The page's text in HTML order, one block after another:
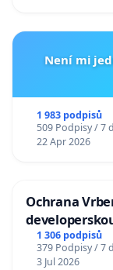
Není mi
1 983 podpisů
509 Podpisy / 7
22 Apr 2026
Ochrana
1 306 podpisů
379 Podpisy / 7
3 Jul 2026